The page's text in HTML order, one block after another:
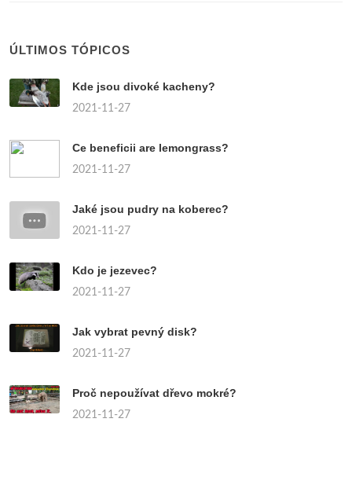
ÚLTIMOS TÓPICOS
Kde jsou divoké kacheny?
2021-11-27
Ce beneficii are lemongrass?
2021-11-27
Jaké jsou pudry na koberec?
2021-11-27
Kdo je jezevec?
2021-11-27
Jak vybrat pevný disk?
2021-11-27
Proč nepoužívat dřevo mokré?
2021-11-27